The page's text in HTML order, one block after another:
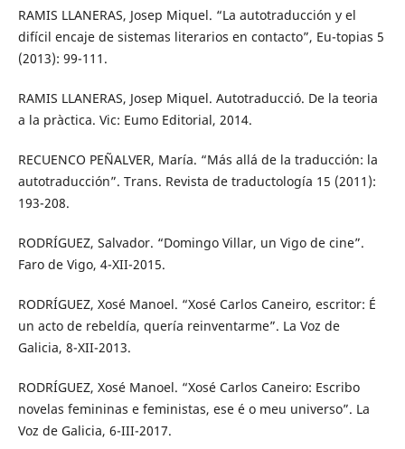
RAMIS LLANERAS, Josep Miquel. “La autotraducción y el
difícil encaje de sistemas literarios en contacto”, Eu-topias 5
(2013): 99-111.
RAMIS LLANERAS, Josep Miquel. Autotraducció. De la teoria
a la pràctica. Vic: Eumo Editorial, 2014.
RECUENCO PEÑALVER, María. “Más allá de la traducción: la
autotraducción”. Trans. Revista de traductología 15 (2011):
193-208.
RODRÍGUEZ, Salvador. “Domingo Villar, un Vigo de cine”.
Faro de Vigo, 4-XII-2015.
RODRÍGUEZ, Xosé Manoel. “Xosé Carlos Caneiro, escritor: É
un acto de rebeldía, quería reinventarme”. La Voz de
Galicia, 8-XII-2013.
RODRÍGUEZ, Xosé Manoel. “Xosé Carlos Caneiro: Escribo
novelas femininas e feministas, ese é o meu universo”. La
Voz de Galicia, 6-III-2017.